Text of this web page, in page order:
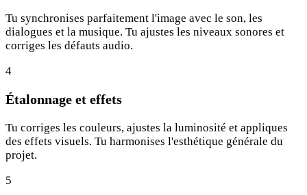
Tu synchronises parfaitement l'image avec le son, les
dialogues et la musique. Tu ajustes les niveaux sonores et
corriges les défauts audio.
4
Étalonnage et effets
Tu corriges les couleurs, ajustes la luminosité et appliques
des effets visuels. Tu harmonises l'esthétique générale du
projet.
5